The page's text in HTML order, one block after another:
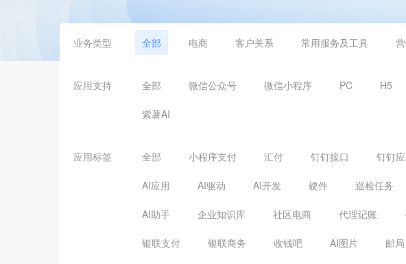
业务类型 全部 电商 客户关系 常用服务及工具
应用支持 全部 微信公众号 微信小程序 PC H5
紫薯AI
应用标签 全部 小程序支付 汇付 钉钉接口 钉钉
AI应用 AI驱动 AI开发 硬件 巡检任务
AI助手 企业知识库 社区电商 代理记账
银联支付 银联商务 收钱吧 AI图片 邮局